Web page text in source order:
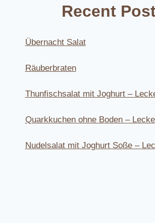
Recent
Übernacht Salat
Räuberbraten
Thunfischsalat mit Joghurt –
Quarkkuchen ohne Boden –
Nudelsalat mit Joghurt Soße –